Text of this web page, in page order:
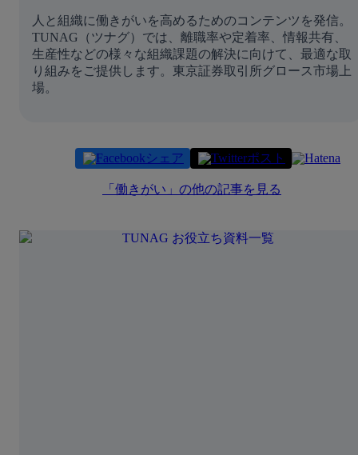
人と組織に働きがいを高めるためのコンテンツを発信。
TUNAG（ツナグ）では、離職率や定着率、情報共有、
生産性などの様々な組織課題の解決に向けて、最適な取
り組みをご提供します。東京証券取引所グロース市場上
場。
シェア ポスト
「 働きがい 」の他の記事を見る